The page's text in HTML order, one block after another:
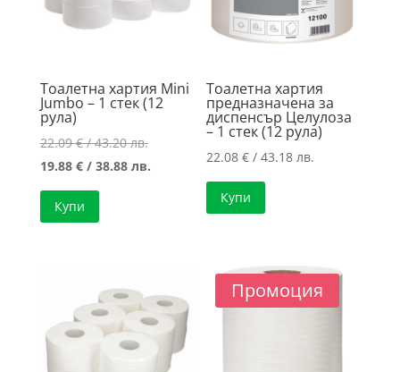
Тоалетна хартия Mini
Jumbo – 1 стек (12
рула)
22.09€/ 43.20 лв.Original
price
19.88 €/ 38.88 лв.Текущата
Купи
Тоалетна хартия
предназначена за
диспенсър Целулоза
– 1 стек (12 рула)
22.08€ / 43.18 лв.
Купи
Промоция